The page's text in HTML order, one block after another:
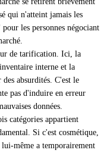
qui n'atteint jamais les
les personnes négociant
de tarification. Ici, la
interne et la
des absurdités. C'est le
pas d'induire en erreur
données.
catégories appartient
Si c'est cosmétique,
même a temporairement